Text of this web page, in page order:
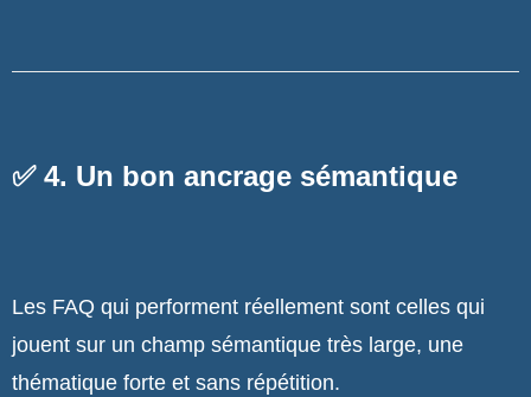
✅ 4. Un bon ancrage sémantique
Les FAQ qui performent réellement sont celles qui
jouent sur un champ sémantique très large, une
thématique forte et sans répétition.